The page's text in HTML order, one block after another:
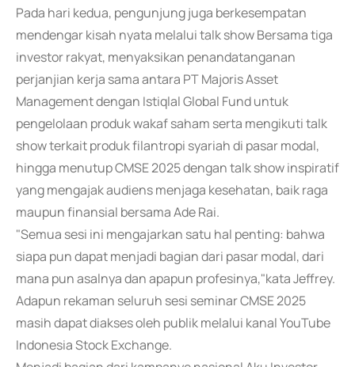
Pada hari kedua, pengunjung juga berkesempatan
mendengar kisah nyata melalui talk show Bersama tiga
investor rakyat, menyaksikan penandatanganan
perjanjian kerja sama antara PT Majoris Asset
Management dengan Istiqlal Global Fund untuk
pengelolaan produk wakaf saham serta mengikuti talk
show terkait produk filantropi syariah di pasar modal,
hingga menutup CMSE 2025 dengan talk show inspiratif
yang mengajak audiens menjaga kesehatan, baik raga
maupun finansial bersama Ade Rai.
"Semua sesi ini mengajarkan satu hal penting: bahwa
siapa pun dapat menjadi bagian dari pasar modal, dari
mana pun asalnya dan apapun profesinya,"kata Jeffrey.
Adapun rekaman seluruh sesi seminar CMSE 2025
masih dapat diakses oleh publik melalui kanal YouTube
Indonesia Stock Exchange.